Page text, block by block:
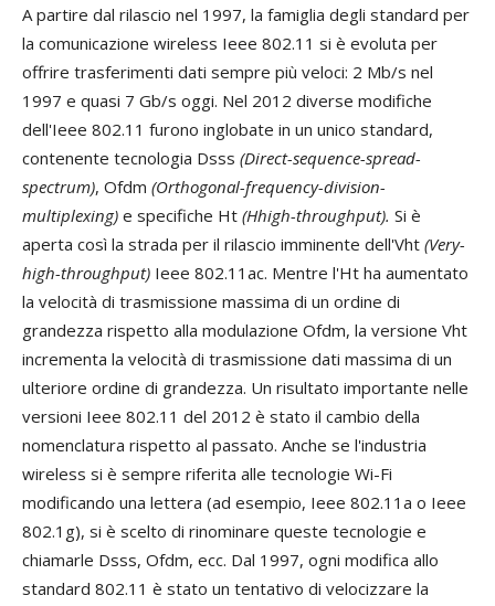
A partire dal rilascio nel 1997, la famiglia degli standard per
la comunicazione wireless Ieee 802.11 si è evoluta per
offrire trasferimenti dati sempre più veloci: 2 Mb/s nel
1997 e quasi 7 Gb/s oggi. Nel 2012 diverse modifiche
dell'Ieee 802.11 furono inglobate in un unico standard,
contenente tecnologia Dsss (Direct-sequence-spread-
spectrum), Ofdm (Orthogonal-frequency-division-
multiplexing) e specifiche Ht (Hhigh-throughput). Si è
aperta così la strada per il rilascio imminente dell'Vht (Very-
high-throughput) Ieee 802.11ac. Mentre l'Ht ha aumentato
la velocità di trasmissione massima di un ordine di
grandezza rispetto alla modulazione Ofdm, la versione Vht
incrementa la velocità di trasmissione dati massima di un
ulteriore ordine di grandezza. Un risultato importante nelle
versioni Ieee 802.11 del 2012 è stato il cambio della
nomenclatura rispetto al passato. Anche se l'industria
wireless si è sempre riferita alle tecnologie Wi-Fi
modificando una lettera (ad esempio, Ieee 802.11a o Ieee
802.1g), si è scelto di rinominare queste tecnologie e
chiamarle Dsss, Ofdm, ecc. Dal 1997, ogni modifica allo
standard 802.11 è stato un tentativo di velocizzare la